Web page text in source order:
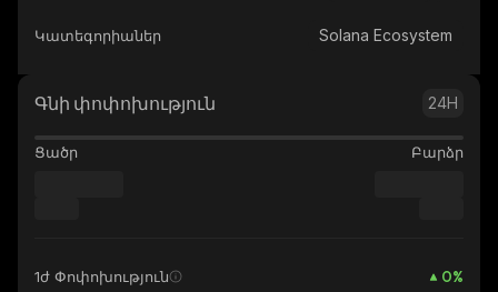
Կատեգորիաներ Solana Ecosystem
Գնի փոփոխություն 24H
Ցածր Բարձր
1ժ Փոփոխություն 0%